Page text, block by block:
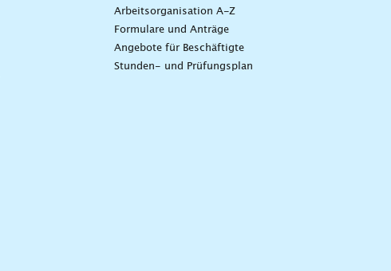
Arbeitsorganisation A-Z
Formulare und Anträge
Angebote für Beschäftigte
Stunden- und Prüfungsplan